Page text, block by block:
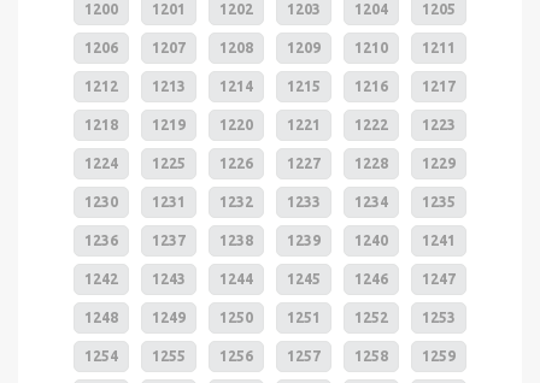
1200 1201 1202 1203 1204 1205
1206 1207 1208 1209 1210 1211
1212 1213 1214 1215 1216 1217
1218 1219 1220 1221 1222 1223
1224 1225 1226 1227 1228 1229
1230 1231 1232 1233 1234 1235
1236 1237 1238 1239 1240 1241
1242 1243 1244 1245 1246 1247
1248 1249 1250 1251 1252 1253
1254 1255 1256 1257 1258 1259